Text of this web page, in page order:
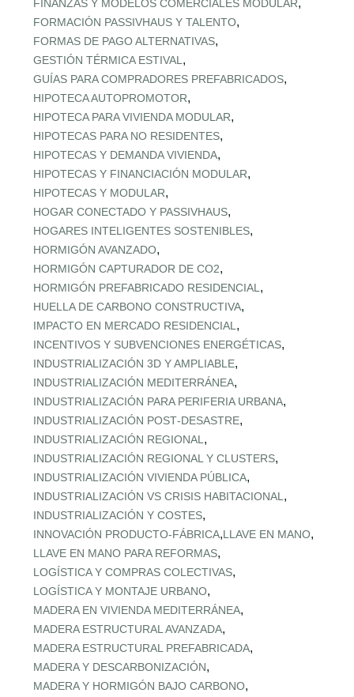
FINANZAS Y MODELOS COMERCIALES MODULAR,
FORMACIÓN PASSIVHAUS Y TALENTO,
FORMAS DE PAGO ALTERNATIVAS,
GESTIÓN TÉRMICA ESTIVAL ,
GUÍAS PARA COMPRADORES PREFABRICADOS,
HIPOTECA AUTOPROMOTOR,
HIPOTECA PARA VIVIENDA MODULAR,
HIPOTECAS PARA NO RESIDENTES,
HIPOTECAS Y DEMANDA VIVIENDA,
HIPOTECAS Y FINANCIACIÓN MODULAR,
HIPOTECAS Y MODULAR,
HOGAR CONECTADO Y PASSIVHAUS,
HOGARES INTELIGENTES SOSTENIBLES,
HORMIGÓN AVANZADO,
HORMIGÓN CAPTURADOR DE CO2,
HORMIGÓN PREFABRICADO RESIDENCIAL ,
HUELLA DE CARBONO CONSTRUCTIVA,
IMPACTO EN MERCADO RESIDENCIAL ,
INCENTIVOS Y SUBVENCIONES ENERGÉTICAS,
INDUSTRIALIZACIÓN 3D Y AMPLIABLE,
INDUSTRIALIZACIÓN MEDITERRÁNEA,
INDUSTRIALIZACIÓN PARA PERIFERIA URBANA,
INDUSTRIALIZACIÓN POST‑DESASTRE,
INDUSTRIALIZACIÓN REGIONAL ,
INDUSTRIALIZACIÓN REGIONAL Y CLUSTERS,
INDUSTRIALIZACIÓN VIVIENDA PÚBLICA,
INDUSTRIALIZACIÓN VS CRISIS HABITACIONAL ,
INDUSTRIALIZACIÓN Y COSTES,
INNOVACIÓN PRODUCTO-FÁBRICA,LLAVE EN MANO,
LLAVE EN MANO PARA REFORMAS,
LOGÍSTICA Y COMPRAS COLECTIVAS,
LOGÍSTICA Y MONTAJE URBANO,
MADERA EN VIVIENDA MEDITERRÁNEA,
MADERA ESTRUCTURAL AVANZADA,
MADERA ESTRUCTURAL PREFABRICADA,
MADERA Y DESCARBONIZACIÓN,
MADERA Y HORMIGÓN BAJO CARBONO,